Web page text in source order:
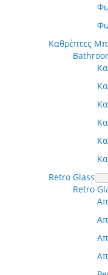
Καθρέπτες
Retro Glass
Retro